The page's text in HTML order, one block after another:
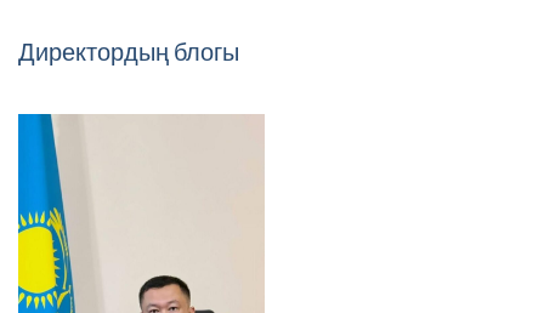
Директордың блогы